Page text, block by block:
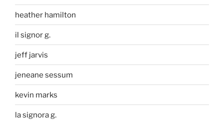
heather hamilton
il signor g.
jeff jarvis
jeneane sessum
kevin marks
la signora g.